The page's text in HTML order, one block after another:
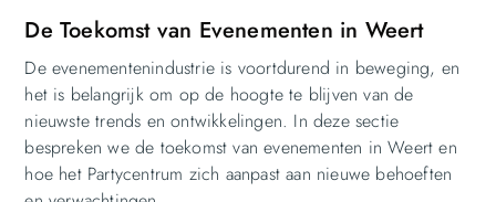
De Toekomst van Evenementen in Weert
De evenementenindustrie is voortdurend in beweging, en
het is belangrijk om op de hoogte te blijven van de
nieuwste trends en ontwikkelingen. In deze sectie
bespreken we de toekomst van evenementen in Weert en
hoe het Partycentrum zich aanpast aan nieuwe behoeften